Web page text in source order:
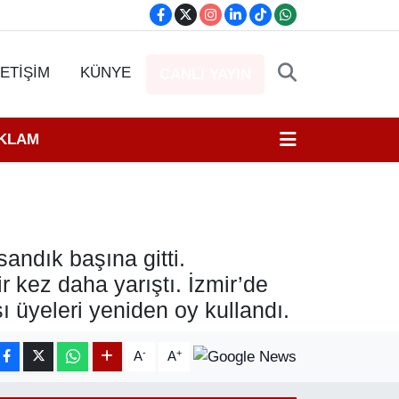
KÜNYE
başına gitti.
daha yarıştı. İzmir’de
üyeleri yeniden oy kullandı.
A- A+